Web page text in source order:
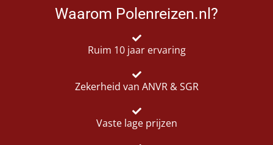
Waarom Polenreizen.nl?
Ruim 10 jaar ervaring
Zekerheid van ANVR & SGR
Vaste lage prijzen